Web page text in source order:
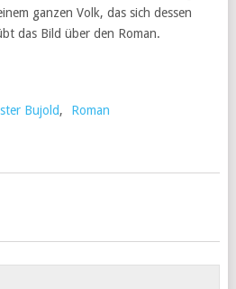
ganzen Volk, das sich dessen
das Bild über den Roman.
Bujold, Roman